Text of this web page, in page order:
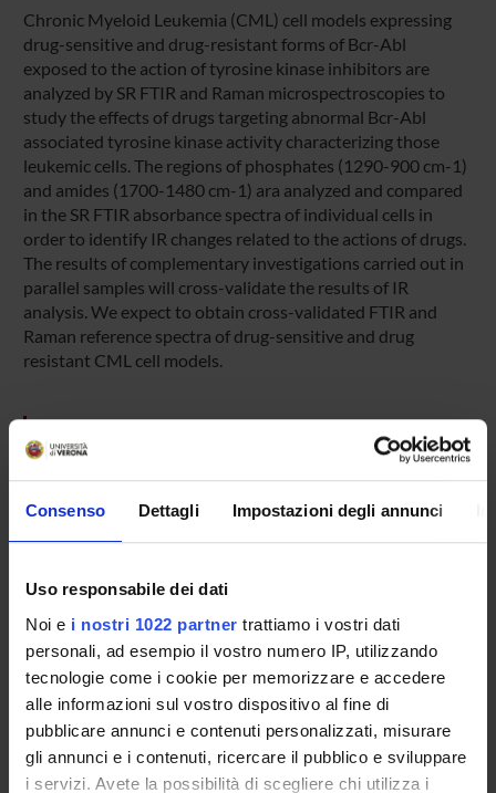
Consenso Dettagli Impostazioni degli annunci
Uso responsabile dei dati
Noi e i nostri 1022 partner trattiamo i vostri dati
personali, ad esempio il vostro numero IP, utilizzando
tecnologie come i cookie per memorizzare e accedere
alle informazioni sul vostro dispositivo al fine di
pubblicare annunci e contenuti personalizzati, misurare
gli annunci e i contenuti, ricercare il pubblico e sviluppare
i servizi. Avete la possibilità di scegliere chi utilizza i
Chronic Myeloid Leukemia (CML) cell models expressing
drug-sensitive and drug-resistant forms of Bcr-Abl
exposed to the action of tyrosine kinase inhibitors are
analyzed by SR FTIR and Raman microspectroscopies to
study the effects of drugs targeting abnormal Bcr-Abl
associated tyrosine kinase activity characterizing those
leukemic cells. The regions of phosphates (1290-900 cm-1)
and amides (1700-1480 cm-1) ara analyzed and compared
in the SR FTIR absorbance spectra of individual cells in
order to identify IR changes related to the actions of drugs.
The results of complementary investigations carried out in
parallel samples will cross-validate the results of IR
analysis. We expect to obtain cross-validated FTIR and
Raman reference spectra of drug-sensitive and drug
resistant CML cell models.
Giuseppe Bellisola
Elisabetta Moratti
Claudio Sorio
Associate Professor
Marzia Vezzalini
COLLABORATORI ESTERNI